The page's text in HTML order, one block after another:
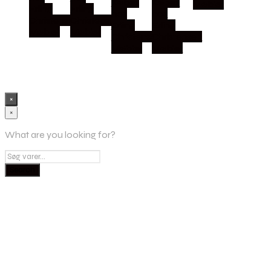
hos
Erling
×
×
What are you looking for?